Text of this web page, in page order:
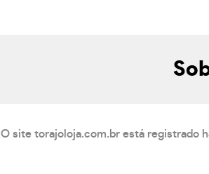
O site torajoloja.com.br está registrado